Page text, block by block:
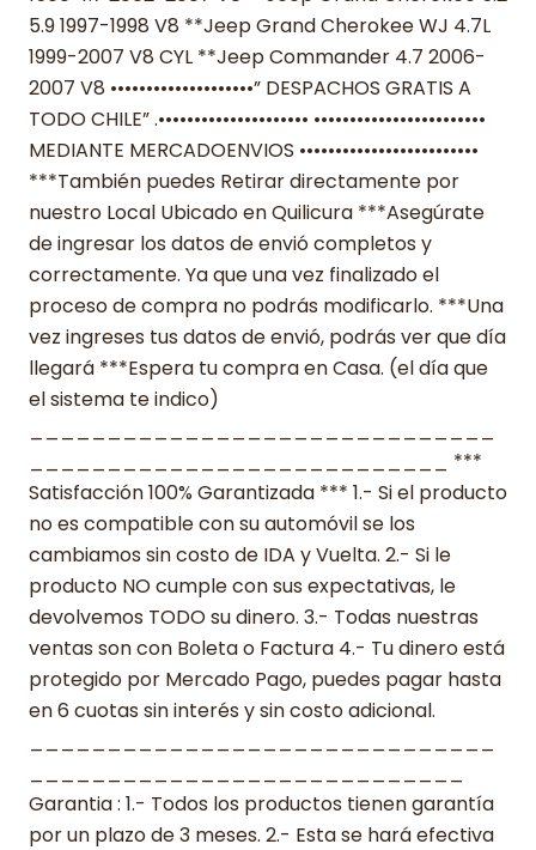
5.9 1997-1998 V8 **Jeep Grand Cherokee WJ 4.7L
1999-2007 V8 CYL **Jeep Commander 4.7 2006-
2007 V8 ••••••••••••••••••••” DESPACHOS GRATIS A
TODO CHILE” .••••••••••••••••••••• ••••••••••••••••••••••••
MEDIANTE MERCADOENVIOS •••••••••••••••••••••••••
***También puedes Retirar directamente por
nuestro Local Ubicado en Quilicura ***Asegúrate
de ingresar los datos de envió completos y
correctamente. Ya que una vez finalizado el
proceso de compra no podrás modificarlo. ***Una
vez ingreses tus datos de envió, podrás ver que día
llegará ***Espera tu compra en Casa. (el día que
el sistema te indico)
___________________________ ***
Satisfacción 100% Garantizada *** 1.- Si el producto
no es compatible con su automóvil se los
cambiamos sin costo de IDA y Vuelta. 2.- Si le
producto NO cumple con sus expectativas, le
devolvemos TODO su dinero. 3.- Todas nuestras
ventas son con Boleta o Factura 4.- Tu dinero está
protegido por Mercado Pago, puedes pagar hasta
en 6 cuotas sin interés y sin costo adicional.
Garantia : 1.- Todos los productos tienen garantía
por un plazo de 3 meses. 2.- Esta se hará efectiva